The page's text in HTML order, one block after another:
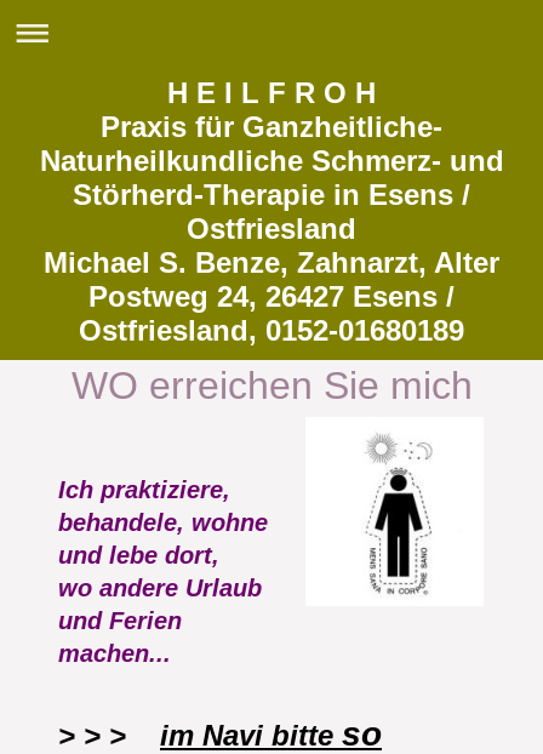
H E I L F R O H
Praxis für Ganzheitliche-
Naturheilkundliche Schmerz- und
Störherd-Therapie in Esens /
Ostfriesland
Michael S. Benze, Zahnarzt, Alter
Postweg 24, 26427 Esens /
Ostfriesland, 0152-01680189
WO erreichen Sie mich
Ich praktiziere,
behandele, wohne
und lebe dort,
wo andere Urlaub
und Ferien
machen...
> > > im Navi bitte so